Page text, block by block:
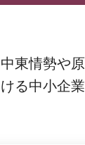
中東情勢や
ける中小企